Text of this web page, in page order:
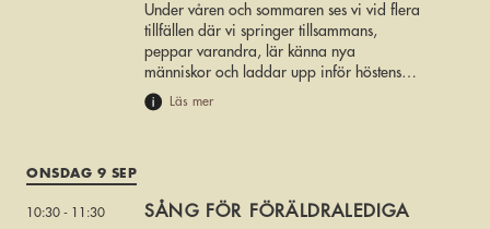
Under våren och sommaren ses vi vid flera
tillfällen där vi springer tillsammans,
peppar varandra, lär känna nya
människor och laddar upp inför höstens
stora löparfest – Sicklaloppet den 20
september.
Läs mer
ONSDAG 9 SEP
10:30 - 11:30 SÅNG FÖR FÖRÄLDRALEDIGA